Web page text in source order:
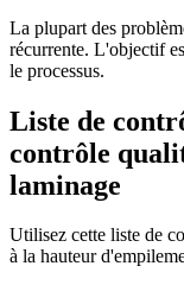
La plupart des
récurrente. L'objectif
le processus.
Liste de
contrôle
laminage
Utilisez cette liste de
à la hauteur